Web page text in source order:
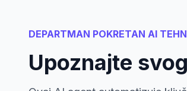
DEPARTMAN POKRETAN AI
Upoznajte